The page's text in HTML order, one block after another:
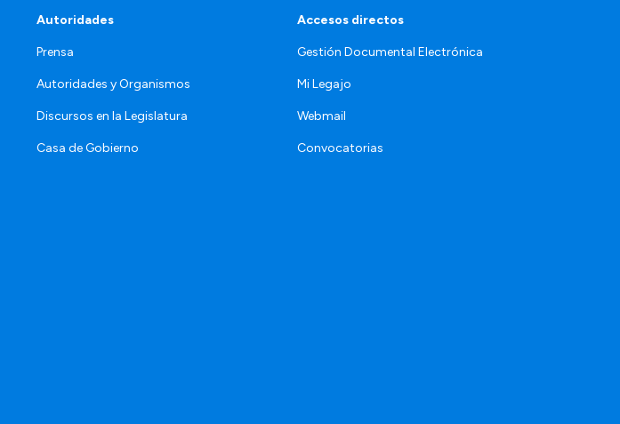
Autoridades
Prensa
Autoridades y Organismos
Discursos en la Legislatura
Casa de Gobierno
Accesos directos
Gestión Documental Electrónica
Mi Legajo
Webmail
Convocatorias